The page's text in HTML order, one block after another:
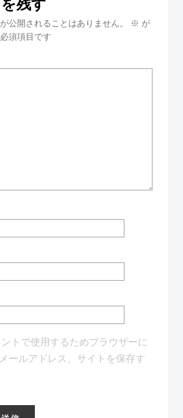
ビ
ゲ
ー
残す
公開されることはありません。 ※ が
須項目です
トで使用するためブラウザーに
ールアドレス、サイトを保存す